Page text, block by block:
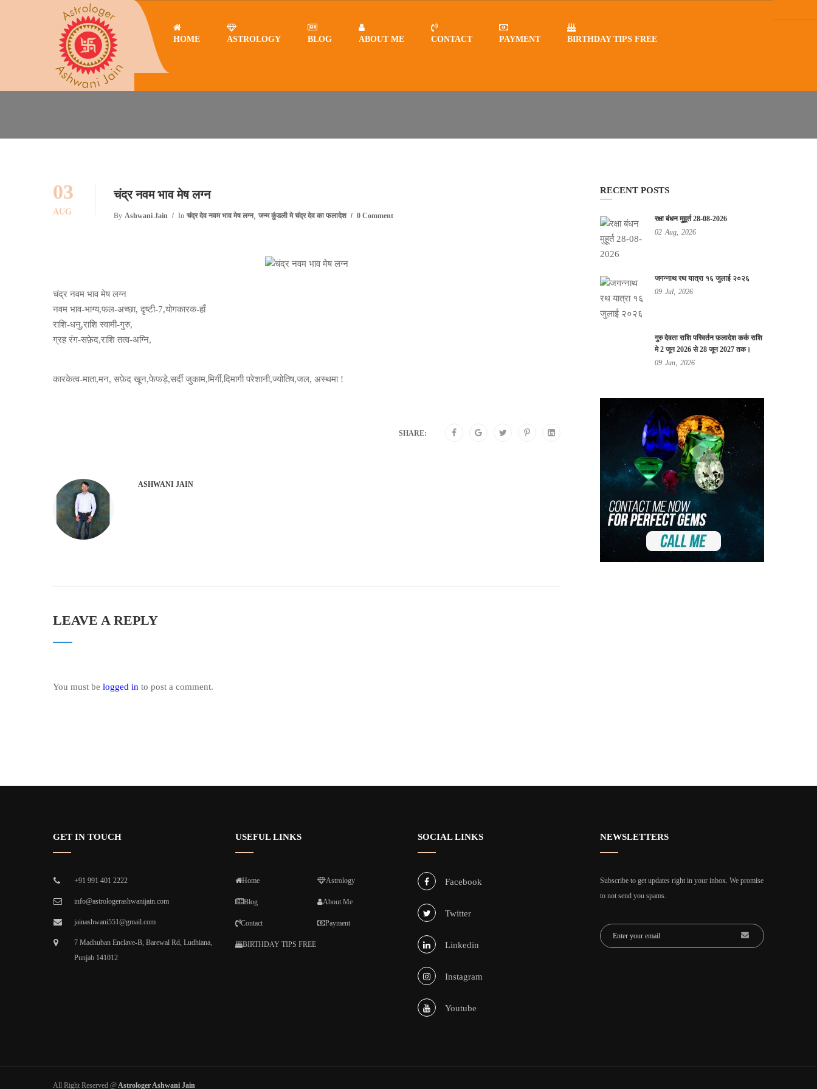
HOME ASTROLOGY BLOG ABOUT ME CONTACT PAYMENT BIRTHDAY TIPS FREE
Home चंद्र देव नवम भाव मेष लग्न
चंद्र देव नवम भाव मेष लग्न
03
AUG
चंद्र नवम भाव मेष लग्न
By Ashwani Jain In चंद्र देव नवम भाव मेष लग्न, जन्म कुंडली मे चंद्र देव का फलादेश 0 Comment
चंद्र नवम भाव मेष लग्न
नवम भाव-भाग्य,फल-अच्छा, दृष्टी-7,योगकारक-हाँ
राशि-धनु,राशि स्वामी-गुरु,
ग्रह रंग-सफ़ेद,राशि तत्व-अग्नि,
कारकेत्व-माता,मन, सफ़ेद खून,फेफड़े,सर्दी जुकाम,मिर्गी,दिमागी परेशानी,ज्योतिष,जल, अस्थमा !
SHARE:
ASHWANI JAIN
LEAVE A REPLY
You must be logged in to post a comment.
RECENT POSTS
रक्षा बंधन मुहूर्त 28-08-2026
02 Aug, 2026
जगन्नाथ रथ यात्रा १६ जुलाई २०२६
09 Jul, 2026
गुरु देवता राशि परिवर्तन फ़लादेश कर्क राशि
मे 2 जून 2026 से 28 जून 2027 तक।
09 Jun, 2026
GET IN TOUCH
+91 991 401 2222
info@astrologerashwanijain.com
jainashwani551@gmail.com
7 Madhuban Enclave-B, Barewal Rd, Ludhiana,
Punjab 141012
USEFUL LINKS
Home Astrology
Blog About Me
Contact Payment
BIRTHDAY TIPS FREE
SOCIAL LINKS
Facebook
Twitter
Linkedin
Instagram
Youtube
NEWSLETTERS
Subscribe to get updates right in your inbox. We promise
to not send you spams.
All Right Reserved @Astrologer Ashwani Jain